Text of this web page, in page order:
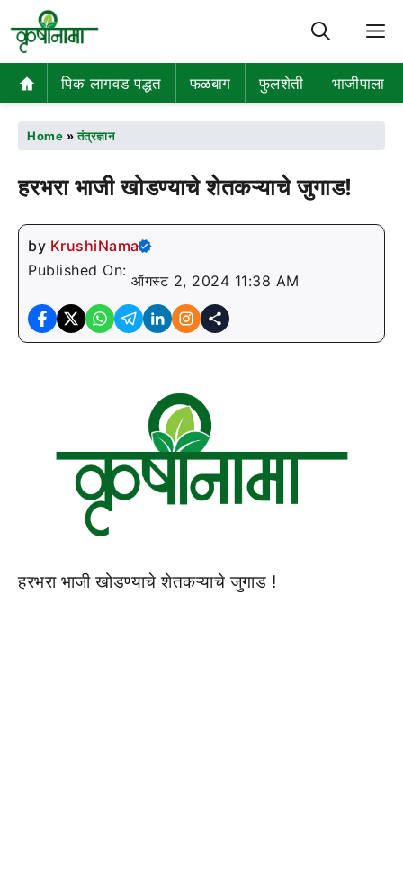
पिक लागवड पद्धत फळबाग फुलशेती भाजीपाला
Home »तंत्रज्ञान
हरभरा भाजी खोडण्याचे शेतकऱ्याचे जुगाड!
by KrushiNama
Published On:
ऑगस्ट 2, 2024 11:38 AM
हरभरा भाजी खोडण्याचे शेतकऱ्याचे जुगाड !